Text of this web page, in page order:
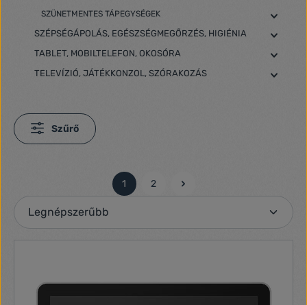
SZÜNETMENTES TÁPEGYSÉGEK
SZÉPSÉGÁPOLÁS, EGÉSZSÉGMEGŐRZÉS, HIGIÉNIA
TABLET, MOBILTELEFON, OKOSÓRA
TELEVÍZIÓ, JÁTÉKKONZOL, SZÓRAKOZÁS
Szűrő
Oldal
1
Oldal
2